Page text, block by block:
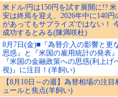
米ドル/円は150円を試す展開に!?
安は終焉を迎え、2026年中に140円
があってもサプライズではない！
成功するとみる(陳満咲杜)
8月7日(金)■『為替介入の影響と更
思惑』と『米国の雇用統計の発表
『米国の金融政策への思惑(利上げ
視)』に注目！(羊飼い)
【8月10日～の週】為替相場の注目
ュールと焦点(羊飼い)